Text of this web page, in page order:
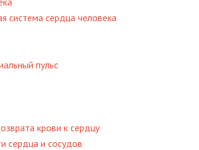
система сердца человека
пульс
крови к сердцу
сердца и сосудов